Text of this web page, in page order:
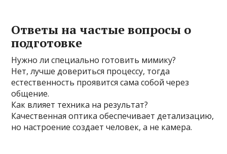
Ответы на частые вопросы о
подготовке
Нужно ли специально готовить мимику?
Нет, лучше довериться процессу, тогда
естественность проявится сама собой через
общение.
Как влияет техника на результат?
Качественная оптика обеспечивает детализацию,
но настроение создает человек, а не камера.